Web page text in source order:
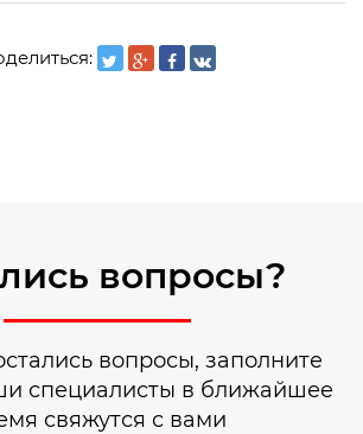
вопросы?
вопросы, заполните
специалисты в ближайшее
свяжутся с вами